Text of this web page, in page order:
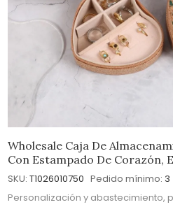
Wholesale Caja De
Con Estampado De Corazón,
SKU: T1026010750 Pedido mínimo: 3
Personalización y abastecimiento,